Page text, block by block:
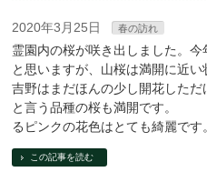
2020年3月25日 春の訪れ
霊園内の桜が咲き出しました。今
と思いますが、山桜は満開に近
吉野はまだほんの少し開花しただ
と言う品種の桜も満開です。
るピンクの花色はとても綺麗です
この記事を読む